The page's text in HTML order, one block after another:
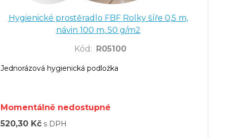
Hygienické prostěradlo FBF Rolky šíře 0,5 m,
návin 100 m, 50 g/m2
Kód : R05100
Jednorázová hygienická podložka
Momentálně nedostupné
520,30 Kč s DPH